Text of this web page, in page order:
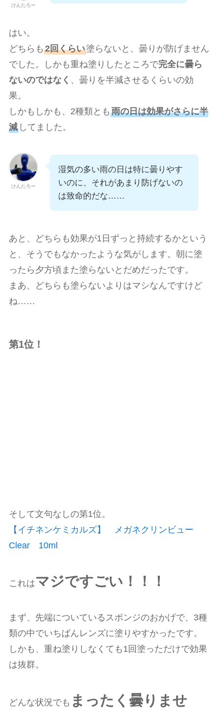
けんたろー
はい。
どちらも 2回くらい塗らないと、曇りが防げません
でした。しかも重ね塗りしたところで完全に曇ら
ないのではなく 、曇りを半減させるくらいの効
果。
しかもしかも、2種類とも 雨の日は効果がさらに半
減してました。
けんたろー
湿気の多い雨の日は特に曇りやす
いのに、それがあまり防げないの
は致命的だな……
あと、どちらも効果が1日ずっと持続するかという
と、そうでもなかったような気がします。朝に塗
ったら夕方頃また塗らないとだめだったです。
まあ、どちらも塗らないよりはマシなんですけど
ね……
第1位！
そして文句なしの第1位。
【イチネンケミカルズ】 メガネクリンビュー
Clear 10ml
これはマジですごい！！！
まず、先端についているスポンジのおかげで、3種
類の中でいちばんレンズに塗りやすかったです。
しかも、重ね塗りしなくても1回塗っただけで効果
は抜群。
どんな状況でも まったく曇りませ